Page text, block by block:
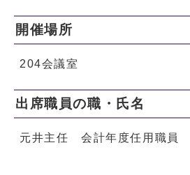
開催場所
204会議室
出席職員の職・氏名
元井主任 会計年度任用職員